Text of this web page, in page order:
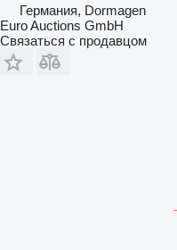
Германия, Dormagen
Euro Auctions GmbH
Связаться с продавцом